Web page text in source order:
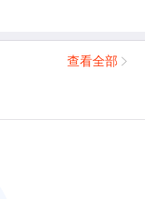
查看全部